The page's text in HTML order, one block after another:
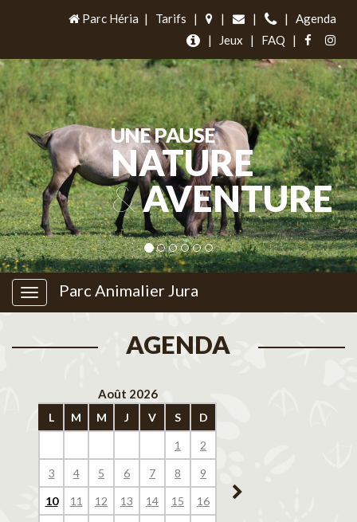
Parc Héria | Tarifs | | | |
Agenda
|
Jeux | FAQ |
UNE PAUSE
NATURE
&AVENTURE
Parc Animalier Jura
AGENDA
Août 2026
L M M J V S D
1 2
3 4 5 6 7 8 9
10 11 12 13 14 15 16 14